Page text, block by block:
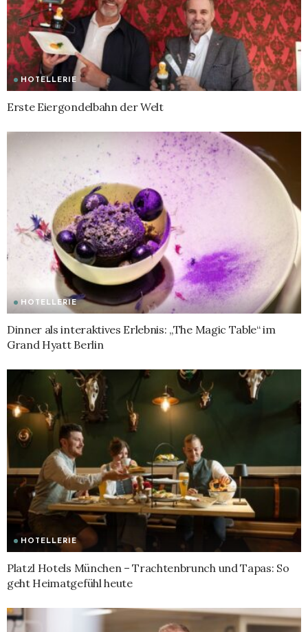
HOTELLERIE
Erste Eiergondelbahn der Welt
HOTELLERIE
Dinner als interaktives Erlebnis: „The Magic Table“ im
Grand Hyatt Berlin
HOTELLERIE
Platzl Hotels München – Trachtenbrunch und Tapas: So
geht Heimatgefühl heute